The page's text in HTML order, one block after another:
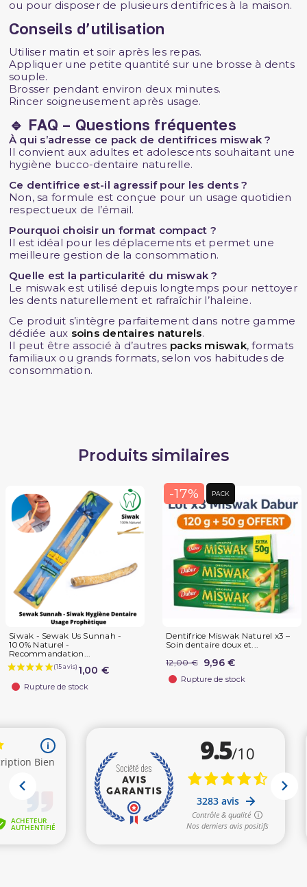
ou pour disposer de plusieurs dentifrices à la maison.
Conseils d’utilisation
Utiliser matin et soir après les repas.
Appliquer une petite quantité sur une brosse à dents
souple.
Brosser pendant environ deux minutes.
Rincer soigneusement après usage.
🔹 FAQ – Questions fréquentes
À qui s’adresse ce pack de dentifrices miswak ?
Il convient aux adultes et adolescents souhaitant une
hygiène bucco-dentaire naturelle.
Ce dentifrice est-il agressif pour les dents ?
Non, sa formule est conçue pour un usage quotidien
respectueux de l’émail.
Pourquoi choisir un format compact ?
Il est idéal pour les déplacements et permet une
meilleure gestion de la consommation.
Quelle est la particularité du miswak ?
Le miswak est utilisé depuis longtemps pour nettoyer
les dents naturellement et rafraîchir l’haleine.
Ce produit s’intègre parfaitement dans notre gamme
dédiée aux soins dentaires naturels.
Il peut être associé à d’autres packs miswak, formats
familiaux ou grands formats, selon vos habitudes de
consommation.
Produits similaires
Siwak - Sewak Us Sunnah -
100% Naturel -
Recommandation...
1,00 €
Rupture de stock
-17% PACK
Dentifrice Miswak Naturel x3 –
Soin dentaire doux et...
12,00 €
9,96 €
Rupture de stock